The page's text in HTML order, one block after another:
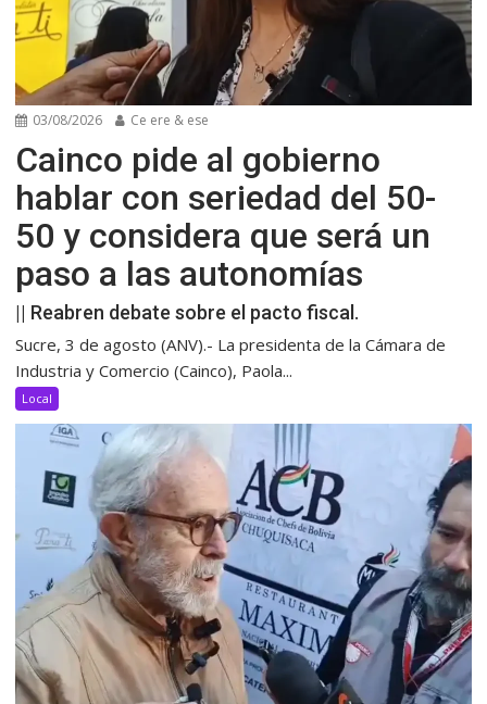
03/08/2026 Ce ere & ese
Cainco pide al gobierno
hablar con seriedad del 50-
50 y considera que será un
paso a las autonomías
|| Reabren debate sobre el pacto fiscal.
Sucre, 3 de agosto (ANV).- La presidenta de la Cámara de
Industria y Comercio (Cainco), Paola...
Local